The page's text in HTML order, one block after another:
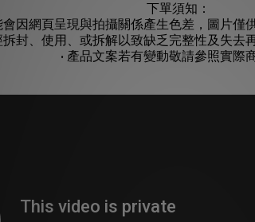
下單須知：
會因網頁呈現與拍攝關係產生色差，圖片僅
拆封、使用、或拆解以致缺乏完整性及失去
• 產品文案若有變動敬請參照實際